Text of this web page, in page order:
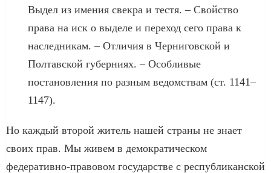
Выдел из имения свекра и тестя. – Свойство
права на иск о выделе и переход сего права к
наследникам. – Отличия в Черниговской и
Полтавской губерниях. – Особливые
постановления по разным ведомствам (ст. 1141–
1147).
Но каждый второй житель нашей страны не знает
своих прав. Мы живем в демократическом
федеративно-правовом государстве с республиканской